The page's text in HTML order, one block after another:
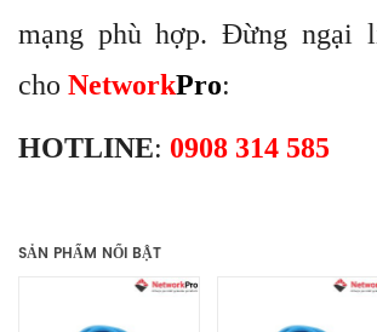
mạng phù hợp. Đừng ngại
cho NetworkPro:
HOTLINE: 0908 314 585
Hãy là người đầu tiên nhận xét “Kềm bấm
xuyên thấu DINTEK (6102-01021) (Sao chép)”
bđăng nhập để gửi đánh giá.
SẢN PHẨM NỔI BẬT